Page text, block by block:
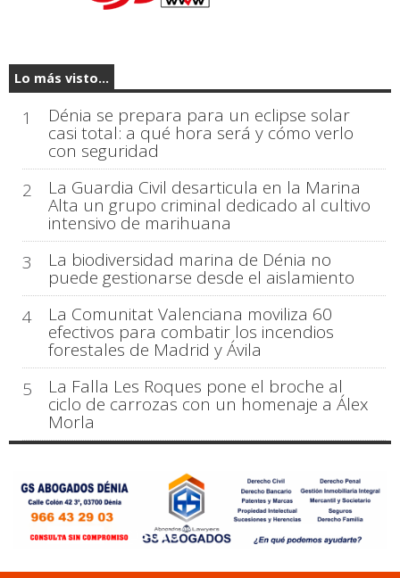
Lo más visto...
1 Dénia se prepara para un eclipse solar
casi total: a qué hora será y cómo verlo
con seguridad
2
La Guardia Civil desarticula en la Marina
Alta un grupo criminal dedicado al cultivo
intensivo de marihuana
3
La biodiversidad marina de Dénia no
puede gestionarse desde el aislamiento
4
La Comunitat Valenciana moviliza 60
efectivos para combatir los incendios
forestales de Madrid y Ávila
5
La Falla Les Roques pone el broche al
ciclo de carrozas con un homenaje a Álex
Morla